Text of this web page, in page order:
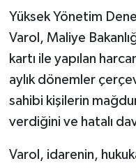
Yüksek Yönetim
Varol, Maliye
kartı ile yapılan
aylık dönemler
sahibi kişilerin
verdiğini ve hatalı
Varol, idarenin,